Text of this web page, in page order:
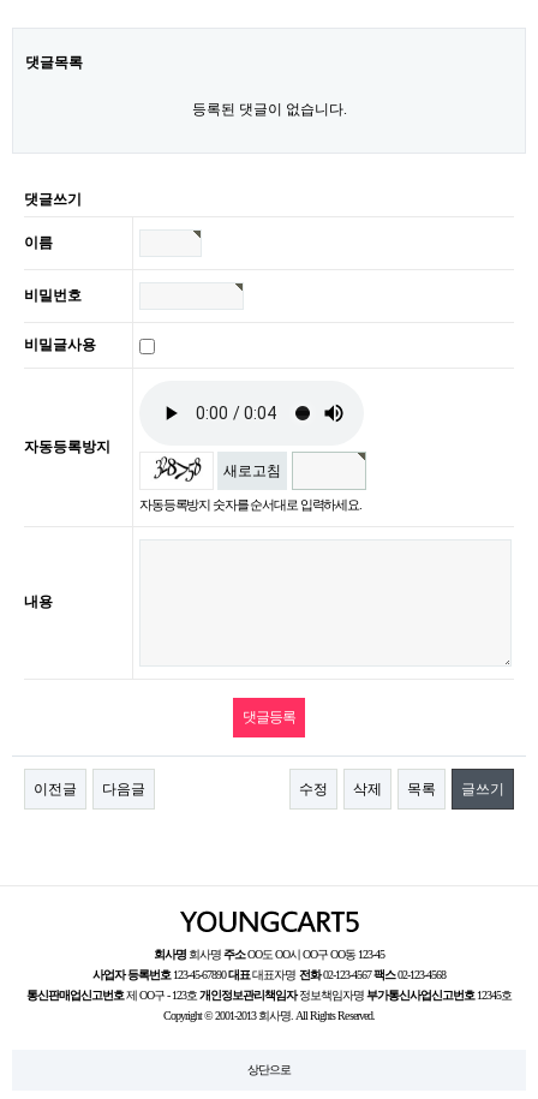
댓글목록
등록된 댓글이 없습니다.
댓글쓰기
이름
비밀번호
비밀글사용
자동등록방지
새로고침
자동등록방지 숫자를 순서대로 입력하세요.
내용
이전글 다음글 수정 삭제 목록 글쓰기
회사명회사명주소OO도 OO시 OO구 OO동 123-45
사업자 등록번호123-45-67890대표대표자명 전화02-123-4567 팩스02-123-4568
통신판매업신고번호제 OO구 - 123호개인정보관리책임자정보책임자명부가통신사업신고번호12345호
Copyright © 2001-2013 회사명. All Rights Reserved.
상단으로